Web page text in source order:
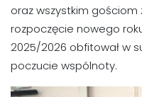
oraz wszystkim
rozpoczęcie nowego
2025/2026 obfitował w
poczucie wspólnoty.